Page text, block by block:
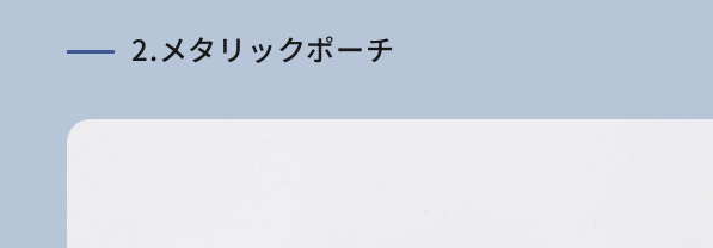
2.メタリックポーチ